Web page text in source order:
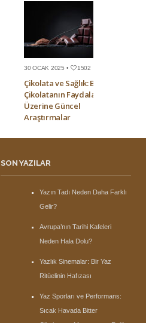
30 OCAK 2025 • 1502
Çikolata ve Sağlık: Bitter
Çikolatanın Faydaları
Üzerine Güncel
Araştırmalar
SON YAZILAR
Yazın Tadı Neden Daha Farklı
Gelir?
Avrupa’nın Tarihi Kafeleri
Neden Hala Dolu?
Yazlık Sinemalar: Bir Yaz
Ritüelinin Hafızası
Yaz Sporları ve Performans:
Sıcak Havada Bitter